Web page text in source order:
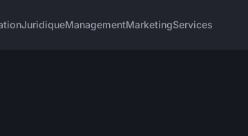
JuridiqueManagementMarketingServices